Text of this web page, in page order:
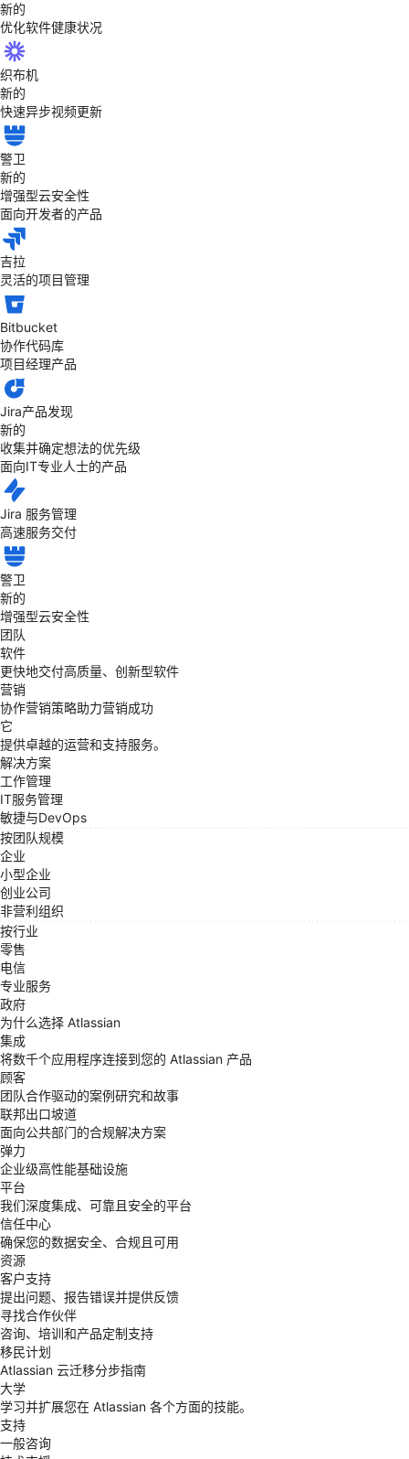
新的
优化软件健康状况
织布机
新的
快速异步视频更新
警卫
新的
增强型云安全性
面向开发者的产品
吉拉
灵活的项目管理
Bitbucket
协作代码库
项目经理产品
Jira产品发现
新的
收集并确定想法的优先级
面向IT专业人士的产品
Jira 服务管理
高速服务交付
警卫
新的
增强型云安全性
团队
软件
更快地交付高质量、创新型软件
营销
协作营销策略助力营销成功
它
提供卓越的运营和支持服务。
解决方案
工作管理
IT服务管理
敏捷与DevOps
按团队规模
企业
小型企业
创业公司
非营利组织
按行业
零售
电信
专业服务
政府
为什么选择 Atlassian
集成
将数千个应用程序连接到您的 Atlassian 产品
顾客
团队合作驱动的案例研究和故事
联邦出口坡道
面向公共部门的合规解决方案
弹力
企业级高性能基础设施
平台
我们深度集成、可靠且安全的平台
信任中心
确保您的数据安全、合规且可用
资源
客户支持
提出问题、报告错误并提供反馈
寻找合作伙伴
咨询、培训和产品定制支持
移民计划
Atlassian 云迁移分步指南
大学
学习并扩展您在 Atlassian 各个方面的技能。
支持
一般咨询